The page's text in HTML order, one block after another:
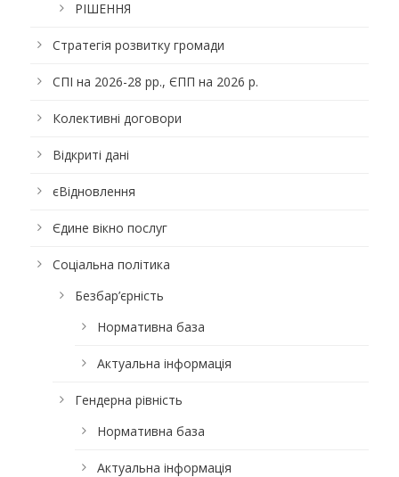
РІШЕННЯ
Стратегія розвитку громади
СПІ на 2026-28 рр., ЄПП на 2026 р.
Колективні договори
Відкриті дані
єВідновлення
Єдине вікно послуг
Соціальна політика
Безбар’єрність
Нормативна база
Актуальна інформація
Гендерна рівність
Нормативна база
Актуальна інформація